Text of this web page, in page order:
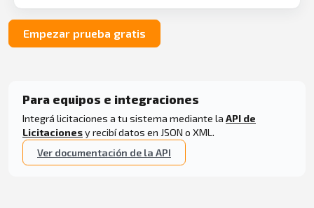
Empezar prueba gratis
Para equipos e integraciones
Integrá licitaciones a tu sistema mediante la API de
Licitacionesy recibí datos en JSON o XML.
Ver documentación de la API